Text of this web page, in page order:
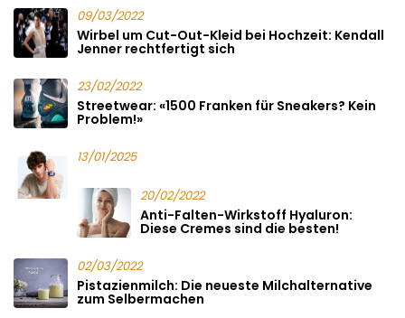
09/03/2022
Wirbel um Cut-Out-Kleid bei Hochzeit: Kendall
Jenner rechtfertigt sich
23/02/2022
Streetwear: «1500 Franken für Sneakers? Kein
Problem!»
13/01/2025
20/02/2022
Anti-Falten-Wirkstoff Hyaluron:
Diese Cremes sind die besten!
02/03/2022
Pistazienmilch: Die neueste Milchalternative
zum Selbermachen